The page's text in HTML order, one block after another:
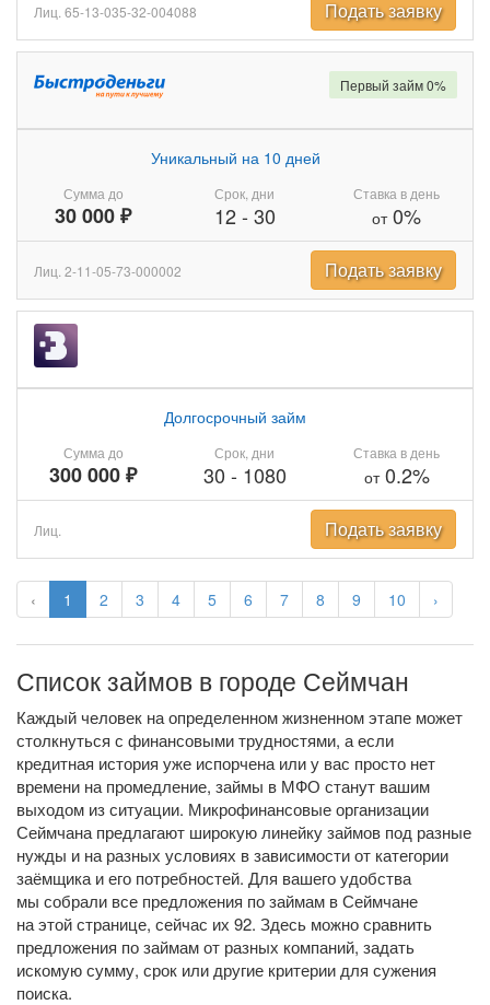
‹ 1 2 3 4 5 6 7 8 9 10 ›
Лиц. 65-13-035-32-004088 Подать заявку
Сумма до
30 000 ₽
Уникальный на 10 дней
Срок, дни
12- 30
Ставка в день
от0%
Первый займ 0%
Лиц. 2-11-05-73-000002 Подать заявку
Сумма до
300 000 ₽
Долгосрочный займ
Срок, дни
30 - 1080
Ставка в день
от0.2%
Лиц. Подать заявку
Список займов в городе Сеймчан
Каждый человек на определенном жизненном этапе может
столкнуться с финансовыми трудностями, а если
кредитная история уже испорчена или у вас просто нет
времени на промедление, займы в МФО станут вашим
выходом из ситуации. Микрофинансовые организации
Сеймчана предлагают широкую линейку займов под разные
нужды и на разных условиях в зависимости от категории
заёмщика и его потребностей. Для вашего удобства
мы собрали все предложения по займам в Сеймчане
на этой странице, сейчас их 92. Здесь можно сравнить
предложения по займам от разных компаний, задать
искомую сумму, срок или другие критерии для сужения
поиска.